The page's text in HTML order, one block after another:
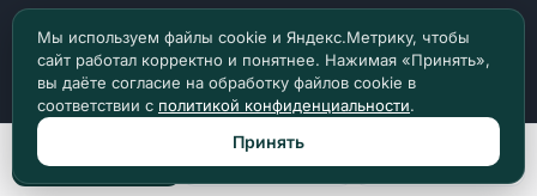
Труд и социальная защита
Финансы и обязательства
Военное право
Миграция и статус
Мы используем файлы cookie и Яндекс.Метрику, чтобы
сайт работал корректно и понятнее. Нажимая «Принять»,
вы даёте согласие на обработку файлов cookie в
соответствии с политикой конфиденциальности.
Принять